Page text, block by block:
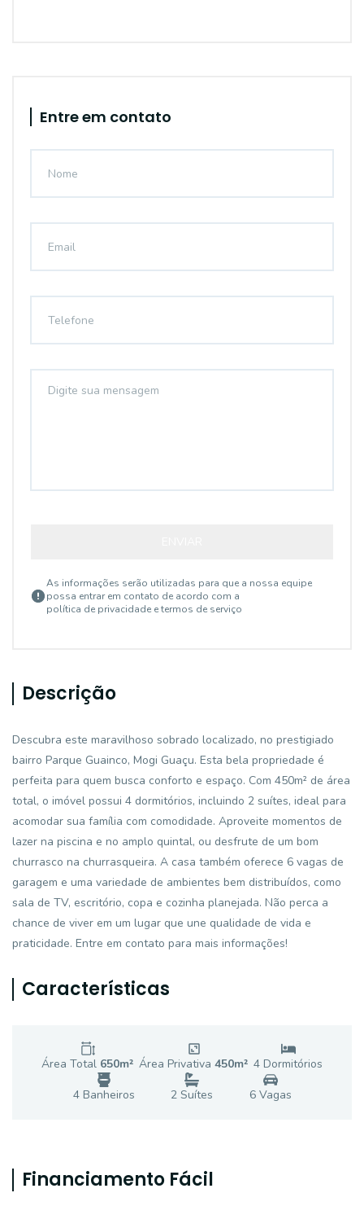
Entre em contato
As informações serão utilizadas para que a nossa equipe
possa entrar em contato de acordo com a
política de privacidade e termos de serviço
Descrição
Descubra este maravilhoso sobrado localizado, no prestigiado
bairro Parque Guainco, Mogi Guaçu. Esta bela propriedade é
perfeita para quem busca conforto e espaço. Com 450m² de área
total, o imóvel possui 4 dormitórios, incluindo 2 suítes, ideal para
acomodar sua família com comodidade. Aproveite momentos de
lazer na piscina e no amplo quintal, ou desfrute de um bom
churrasco na churrasqueira. A casa também oferece 6 vagas de
garagem e uma variedade de ambientes bem distribuídos, como
sala de TV, escritório, copa e cozinha planejada. Não perca a
chance de viver em um lugar que une qualidade de vida e
praticidade. Entre em contato para mais informações!
Características
Área Total 650m² Área Privativa 450m² 4 Dormitórios
4Banheiros 2 Suítes 6Vagas
Financiamento Fácil